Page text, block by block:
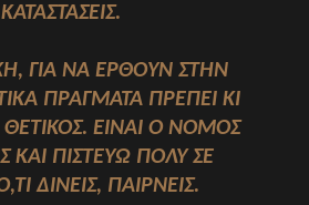
ΚΑΤΑΣΤΑΣΕΙΣ.
ΓΙΑ ΝΑ ΕΡΘΟΥΝ ΣΤΗΝ
ΠΡΑΓΜΑΤΑ ΠΡΕΠΕΙ ΚΙ
ΘΕΤΙΚΟΣ. ΕΙΝΑΙ Ο ΝΟΜΟΣ
ΚΑΙ ΠΙΣΤΕΥΩ ΠΟΛΥ ΣΕ
ΔΙΝΕΙΣ, ΠΑΙΡΝΕΙΣ.